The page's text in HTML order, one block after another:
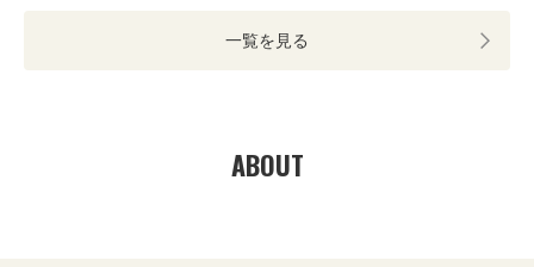
一覧を見る
ABOUT